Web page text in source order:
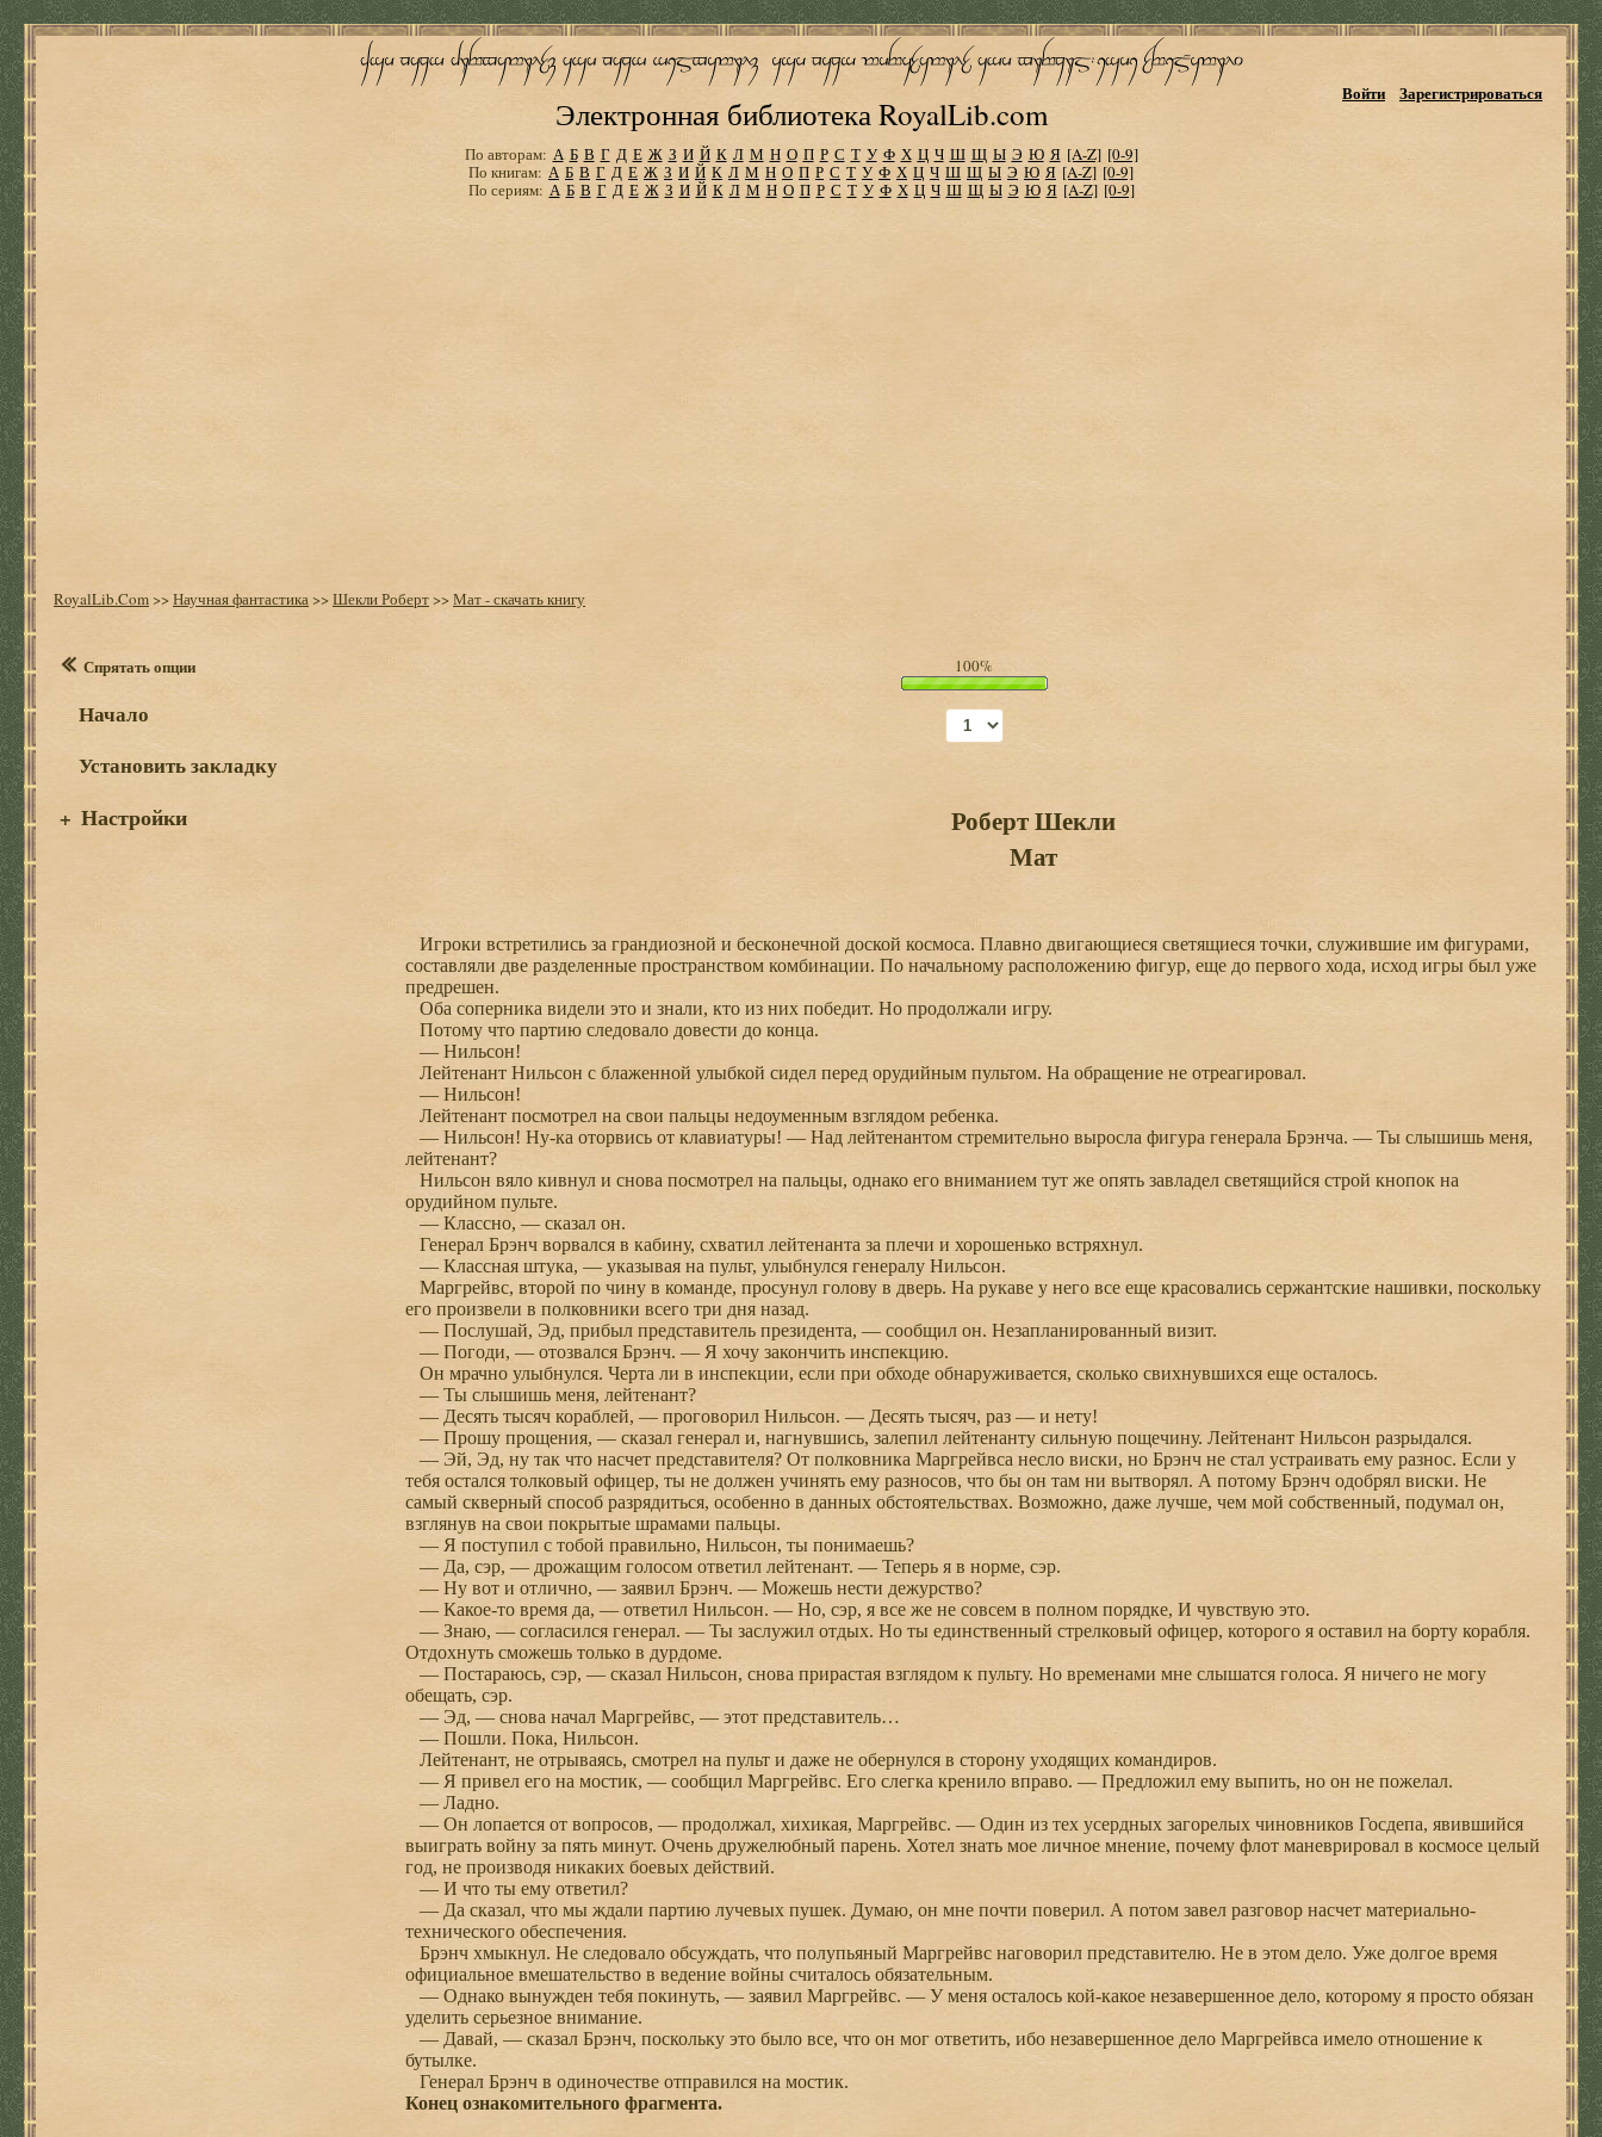
Электронная библиотека RoyalLib.com
Войти Зарегистрироваться
По авторам: А Б В Г Д Е Ж З И Й К Л М Н О П Р С Т У Ф Х Ц Ч Ш Щ Ы Э Ю Я [A-Z] [0-9]
По книгам: А Б В Г Д Е Ж З И Й К Л М Н О П Р С Т У Ф Х Ц Ч Ш Щ Ы Э Ю Я [A-Z] [0-9]
По сериям: А Б В Г Д Е Ж З И Й К Л М Н О П Р С Т У Ф Х Ц Ч Ш Щ Ы Э Ю Я [A-Z] [0-9]
RoyalLib.Com>>Научная фантастика>> Шекли Роберт>> Мат - скачать книгу
Спрятать опции
Начало
Установить закладку
+ Настройки
100%
Роберт Шекли
Мат
Игроки встретились за грандиозной и бесконечной доской космоса. Плавно двигающиеся светящиеся точки, служившие им фигурами,
составляли две разделенные пространством комбинации. По начальному расположению фигур, еще до первого хода, исход игры был уже
предрешен.
Оба соперника видели это и знали, кто из них победит. Но продолжали игру.
Потому что партию следовало довести до конца.
— Нильсон!
Лейтенант Нильсон с блаженной улыбкой сидел перед орудийным пультом. На обращение не отреагировал.
— Нильсон!
Лейтенант посмотрел на свои пальцы недоуменным взглядом ребенка.
— Нильсон! Ну-ка оторвись от клавиатуры! — Над лейтенантом стремительно выросла фигура генерала Брэнча. — Ты слышишь меня,
лейтенант?
Нильсон вяло кивнул и снова посмотрел на пальцы, однако его вниманием тут же опять завладел светящийся строй кнопок на
орудийном пульте.
— Классно, — сказал он.
Генерал Брэнч ворвался в кабину, схватил лейтенанта за плечи и хорошенько встряхнул.
— Классная штука, — указывая на пульт, улыбнулся генералу Нильсон.
Маргрейвс, второй по чину в команде, просунул голову в дверь. На рукаве у него все еще красовались сержантские нашивки, поскольку
его произвели в полковники всего три дня назад.
— Послушай, Эд, прибыл представитель президента, — сообщил он. Незапланированный визит.
— Погоди, — отозвался Брэнч. — Я хочу закончить инспекцию.
Он мрачно улыбнулся. Черта ли в инспекции, если при обходе обнаруживается, сколько свихнувшихся еще осталось.
— Ты слышишь меня, лейтенант?
— Десять тысяч кораблей, — проговорил Нильсон. — Десять тысяч, раз — и нету!
— Прошу прощения, — сказал генерал и, нагнувшись, залепил лейтенанту сильную пощечину. Лейтенант Нильсон разрыдался.
— Эй, Эд, ну так что насчет представителя? От полковника Маргрейвса несло виски, но Брэнч не стал устраивать ему разнос. Если у
тебя остался толковый офицер, ты не должен учинять ему разносов, что бы он там ни вытворял. А потому Брэнч одобрял виски. Не
самый скверный способ разрядиться, особенно в данных обстоятельствах. Возможно, даже лучше, чем мой собственный, подумал он,
взглянув на свои покрытые шрамами пальцы.
— Я поступил с тобой правильно, Нильсон, ты понимаешь?
— Да, сэр, — дрожащим голосом ответил лейтенант. — Теперь я в норме, сэр.
— Ну вот и отлично, — заявил Брэнч. — Можешь нести дежурство?
— Какое-то время да, — ответил Нильсон. — Но, сэр, я все же не совсем в полном порядке, И чувствую это.
— Знаю, — согласился генерал. — Ты заслужил отдых. Но ты единственный стрелковый офицер, которого я оставил на борту корабля.
Отдохнуть сможешь только в дурдоме.
— Постараюсь, сэр, — сказал Нильсон, снова прирастая взглядом к пульту. Но временами мне слышатся голоса. Я ничего не могу
обещать, сэр.
— Эд, — снова начал Маргрейвс, — этот представитель…
— Пошли. Пока, Нильсон.
Лейтенант, не отрываясь, смотрел на пульт и даже не обернулся в сторону уходящих командиров.
— Я привел его на мостик, — сообщил Маргрейвс. Его слегка кренило вправо. — Предложил ему выпить, но он не пожелал.
— Ладно.
— Он лопается от вопросов, — продолжал, хихикая, Маргрейвс. — Один из тех усердных загорелых чиновников Госдепа, явившийся
выиграть войну за пять минут. Очень дружелюбный парень. Хотел знать мое личное мнение, почему флот маневрировал в космосе целый
год, не производя никаких боевых действий.
— И что ты ему ответил?
— Да сказал, что мы ждали партию лучевых пушек. Думаю, он мне почти поверил. А потом завел разговор насчет материально-
технического обеспечения.
Брэнч хмыкнул. Не следовало обсуждать, что полупьяный Маргрейвс наговорил представителю. Не в этом дело. Уже долгое время
официальное вмешательство в ведение войны считалось обязательным.
— Однако вынужден тебя покинуть, — заявил Маргрейвс. — У меня осталось кой-какое незавершенное дело, которому я просто обязан
уделить серьезное внимание.
— Давай, — сказал Брэнч, поскольку это было все, что он мог ответить, ибо незавершенное дело Маргрейвса имело отношение к
бутылке.
Генерал Брэнч в одиночестве отправился на мостик.
Конец ознакомительного фрагмента.